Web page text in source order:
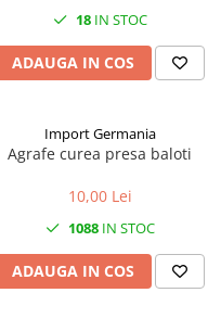
18IN STOC
ADAUGA IN COS
Import Germania
Agrafe curea presa baloti
10,00 Lei
1088IN STOC
ADAUGA IN COS